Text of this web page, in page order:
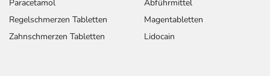
Paracetamol
Regelschmerzen Tabletten
Zahnschmerzen Tabletten
Abführmittel
Magentabletten
Lidocain